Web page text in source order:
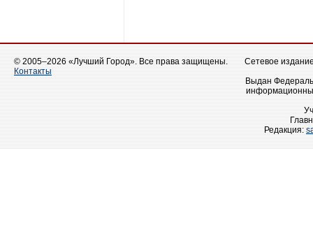
© 2005–2026 «Лучший Город». Все права защищены.
Контакты
Сетевое
Выдан
Редакция: